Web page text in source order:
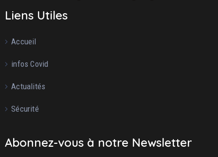
Liens Utiles
Accueil
infos Covid
Actualités
Sécurité
Abonnez-vous à notre Newsletter